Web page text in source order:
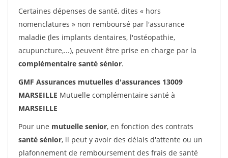
Certaines dépenses de santé, dites « hors
nomenclatures » non remboursé par l'assurance
maladie (les implants dentaires, l'ostéopathie,
acupuncture,...), peuvent être prise en charge par la
complémentaire santé sénior.
GMF Assurances mutuelles d'assurances 13009
MARSEILLE Mutuelle complémentaire santé à
MARSEILLE
Pour une mutuelle senior, en fonction des contrats
santé sénior, il peut y avoir des délais d'attente ou un
plafonnement de remboursement des frais de santé